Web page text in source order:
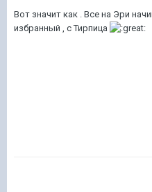
Вот значит как . Все на Эри
избранный , с Тирпица